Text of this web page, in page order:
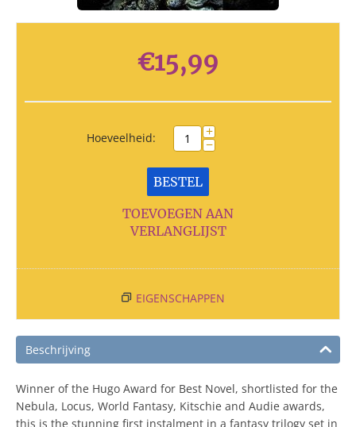
€15,99
Hoeveelheid: +
−
BESTEL
TOEVOEGEN AAN
VERLANGLIJST
EIGENSCHAPPEN
Beschrijving
Winner of the Hugo Award for Best Novel, shortlisted for the
Nebula, Locus, World Fantasy, Kitschie and Audie awards,
this is the stunning first instalment in a fantasy trilogy set in